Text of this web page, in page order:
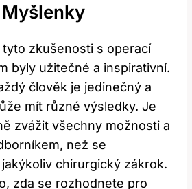
zkušenosti s operací
byly užitečné a inspirativní.
člověk je jedinečný a
mít různé výsledky. Je
zvážit všechny možnosti a
než se
chirurgický zákrok.
zda se rozhodnete pro